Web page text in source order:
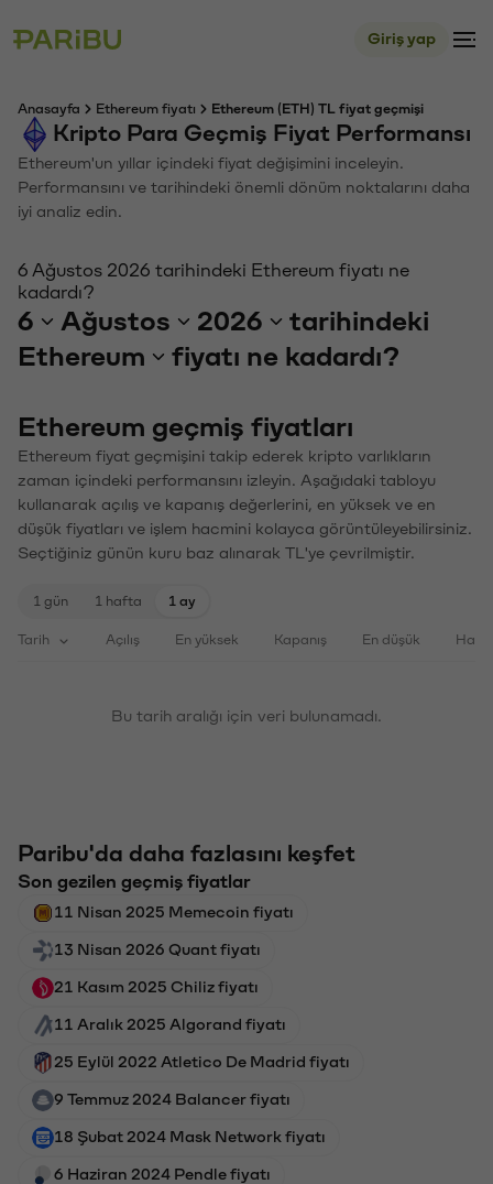
Giriş yap
Anasayfa Ethereum fiyatı Ethereum (ETH) TL fiyat geçmişi
Kripto Para Geçmiş Fiyat Performansı
Ethereum'un yıllar içindeki fiyat değişimini inceleyin.
Performansını ve tarihindeki önemli dönüm noktalarını daha
iyi analiz edin.
6 Ağustos 2026 tarihindeki Ethereum fiyatı ne
kadardı?
6 Ağustos 2026
tarihindeki
Ethereum
fiyatı ne kadardı?
Ethereum geçmiş fiyatları
Ethereum fiyat geçmişini takip ederek kripto varlıkların
zaman içindeki performansını izleyin. Aşağıdaki tabloyu
kullanarak açılış ve kapanış değerlerini, en yüksek ve en
düşük fiyatları ve işlem hacmini kolayca görüntüleyebilirsiniz.
Seçtiğiniz günün kuru baz alınarak TL'ye çevrilmiştir.
1 gün 1 hafta 1 ay
Tarih Açılış En yüksek Kapanış En düşük
Bu tarih aralığı için veri bulunamadı.
Paribu'da daha fazlasını keşfet
Son gezilen geçmiş fiyatlar
11 Nisan 2025 Memecoin fiyatı
13 Nisan 2026 Quant fiyatı
21 Kasım 2025 Chiliz fiyatı
11 Aralık 2025 Algorand fiyatı
25 Eylül 2022 Atletico De Madrid fiyatı
9 Temmuz 2024 Balancer fiyatı
18 Şubat 2024 Mask Network fiyatı
6 Haziran 2024 Pendle fiyatı